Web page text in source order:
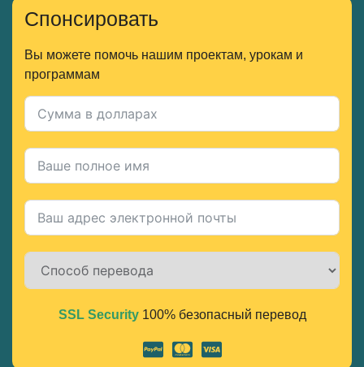
Спонсировать
Вы можете помочь нашим проектам, урокам и
программам
Alternative:
SSL Security100% безопасный перевод